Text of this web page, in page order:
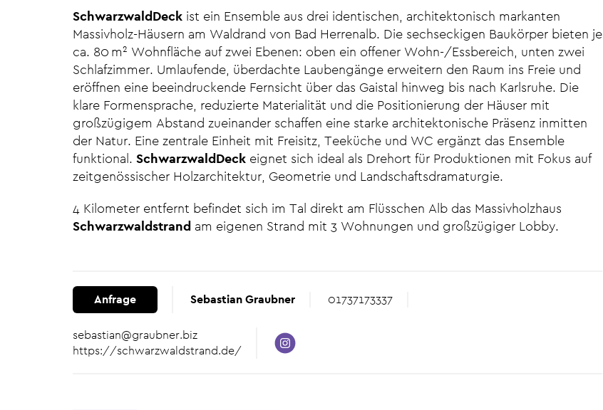
SchwarzwaldDeck ist ein Ensemble aus drei identischen, architektonisch markanten
Massivholz-Häusern am Waldrand von Bad Herrenalb. Die sechseckigen Baukörper bieten je
ca. 80 m² Wohnfläche auf zwei Ebenen: oben ein offener Wohn-/Essbereich, unten zwei
Schlafzimmer. Umlaufende, überdachte Laubengänge erweitern den Raum ins Freie und
eröffnen eine beeindruckende Fernsicht über das Gaistal hinweg bis nach Karlsruhe. Die
klare Formensprache, reduzierte Materialität und die Positionierung der Häuser mit
großzügigem Abstand zueinander schaffen eine starke architektonische Präsenz inmitten
der Natur. Eine zentrale Einheit mit Freisitz, Teeküche und WC ergänzt das Ensemble
funktional. SchwarzwaldDeck eignet sich ideal als Drehort für Produktionen mit Fokus auf
zeitgenössischer Holzarchitektur, Geometrie und Landschaftsdramaturgie.
4 Kilometer entfernt befindet sich im Tal direkt am Flüsschen Alb das Massivholzhaus
Schwarzwaldstrand am eigenen Strand mit 3 Wohnungen und großzügiger Lobby.
Anfrage Sebastian Graubner 01737173337
sebastian@graubner.biz
https://schwarzwaldstrand.de/